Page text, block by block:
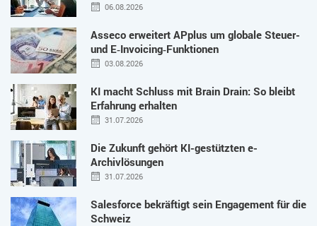
06.08.2026
Asseco erweitert APplus um globale Steuer-
und E‑Invoicing‑Funktionen
03.08.2026
KI macht Schluss mit Brain Drain: So bleibt
Erfahrung erhalten
31.07.2026
Die Zukunft gehört KI-gestützten e-
Archivlösungen
31.07.2026
Salesforce bekräftigt sein Engagement für die
Schweiz